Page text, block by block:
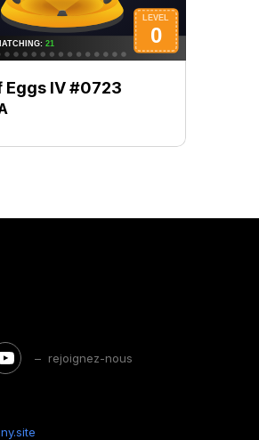
Eggs IV #0723
– rejoignez-nous